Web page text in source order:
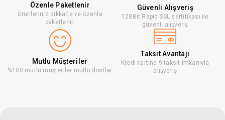
Özenle Paketlenir
Ürünleriniz dikkatle ve özenle
paketlenir.
Güvenli Alışveriş
128Bit Rapid SSL sertifikası ile
güvenli alışveriş
Mutlu Müşteriler
%100 mutlu müşteriler mutlu dostlar
Taksit Avantajı
Kredi kartına 9 taksit imkanıyla
alışveriş